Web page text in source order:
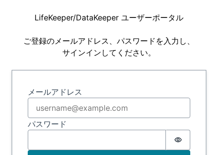
LifeKeeper/DataKeeper ユーザーポータル
ご登録のメールアドレス、パスワードを入力し、
サインインしてください。
サインイン
メールアドレス
パスワード
Password